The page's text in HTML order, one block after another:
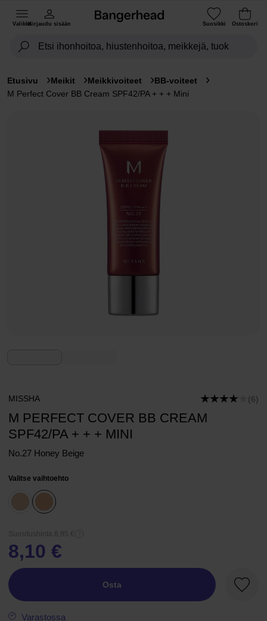
ValikkoKirjaudu sisään Suosikki Ostoskori
Etusivu Meikit Meikkivoiteet
BB-voiteet
M Perfect Cover BB Cream SPF42/PA + + + Mini
MISSHA (6)
M PERFECT COVER BB CREAM
SPF42/PA + + + MINI
No.27 Honey Beige
Valitse vaihtoehto
Suositushinta 8,95 €
8,10 €
Osta
Varastossa